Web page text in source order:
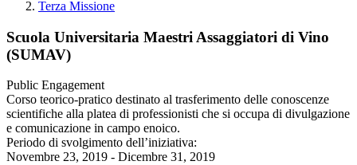
Terza Missione
Scuola Universitaria Maestri Assaggiatori di Vino
(SUMAV)
Public Engagement
Corso teorico-pratico destinato al trasferimento delle conoscenze
scientifiche alla platea di professionisti che si occupa di divulgazione
e comunicazione in campo enoico.
Periodo di svolgimento dell’iniziativa:
Novembre 23, 2019 - Dicembre 31, 2019